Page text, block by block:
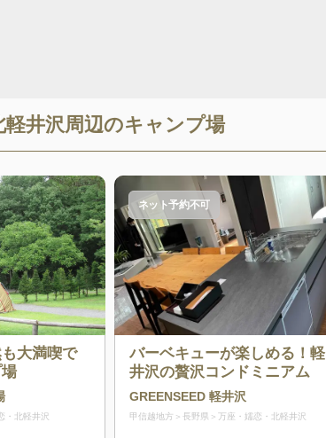
軽井沢周辺のキャンプ場
大満喫で
・北軽井沢
ネット予約不可
バーベキューが楽しめる！軽
井沢の贅沢コンドミニアム
GREENSEED 軽井沢
甲信越地方 長野県 万座・嬬恋・北軽井沢